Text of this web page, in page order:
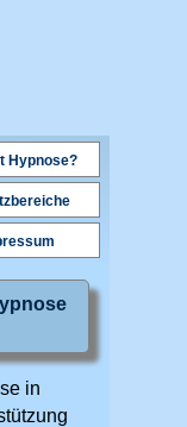
Hypnose?
in